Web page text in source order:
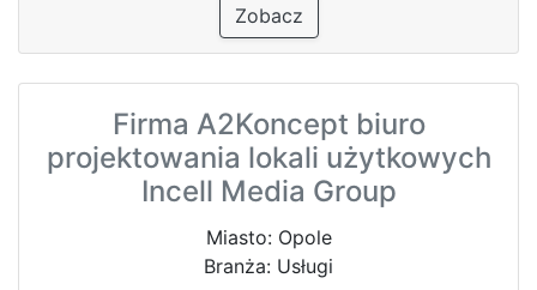
Zobacz
Firma A2Koncept biuro
projektowania lokali użytkowych
Incell Media Group
Miasto: Opole
Branża: Usługi